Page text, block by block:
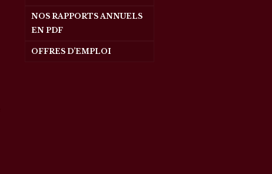
NOS RAPPORTS ANNUELS
EN PDF
OFFRES D’EMPLOI